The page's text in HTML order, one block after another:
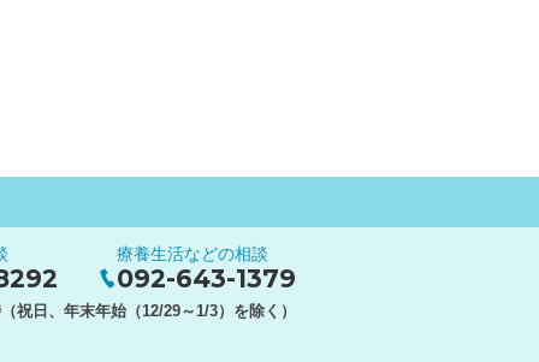
療養生活などの相談
092-643-1379
祝日、年末年始（12/29～1/3）を除く）